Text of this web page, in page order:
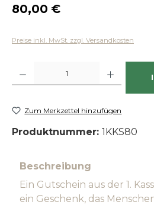
Regulärer Preis:
80,00 €
Preise inkl. MwSt. zzgl. Versandkosten
Zum Merkzettel hinzufügen
Produktnummer: 1KKS80
Beschreibung
Ein Gutschein aus der 1.
ein Geschenk, das